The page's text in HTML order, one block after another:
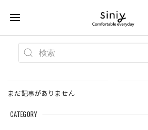
CATEGORY
まだ記事がありません